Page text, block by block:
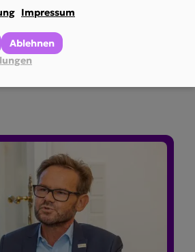
Berufsunfähig
Impressum
Ablehnen